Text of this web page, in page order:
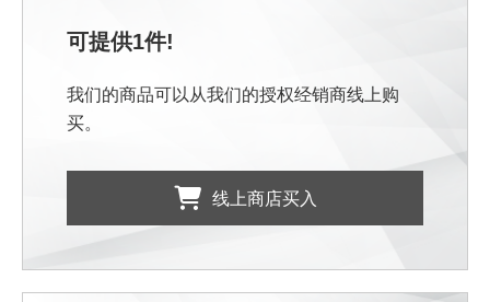
可提供1件!
我们的商品可以从我们的授权经销商线上购
买。
线上商店买入